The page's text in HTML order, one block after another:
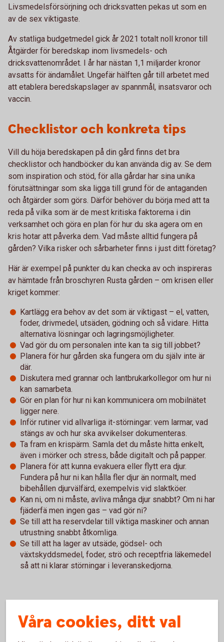
Livsmedelsförsörjning och dricksvatten pekas ut som en
av de sex viktigaste.
Av statliga budgetmedel gick år 2021 totalt noll kronor till
Åtgärder för beredskap inom livsmedels- och
dricksvattenområdet. I år har nästan 1,1 miljarder kronor
avsatts för ändamålet. Ungefär hälften går till arbetet med
att etablera beredskapslager av spannmål, insatsvaror och
vaccin.
Checklistor och konkreta tips
Vill du höja beredskapen på din gård finns det bra
checklistor och handböcker du kan använda dig av. Se dem
som inspiration och stöd, för alla gårdar har sina unika
förutsättningar som ska ligga till grund för de antaganden
och åtgärder som görs. Därför behöver du börja med att ta
reda på vilka som är de mest kritiska faktorerna i din
verksamhet och göra en plan för hur du ska agera om en
kris hotar att påverka dem. Vad måste alltid fungera på
gården? Vilka risker och sårbarheter finns i just ditt företag?
Här är exempel på punkter du kan checka av och inspireras
av hämtade från broschyren Rusta gården – om krisen eller
kriget kommer:
Kartlägg era behov av det som är viktigast – el, vatten,
foder, drivmedel, utsäden, gödning och så vidare. Hitta
alternativa lösningar och lagringsmöjligheter.
Vad gör du om personalen inte kan ta sig till jobbet?
Planera för hur gården ska fungera om du själv inte är
där.
Diskutera med grannar och lantbrukarkollegor om hur ni
kan samarbeta.
Gör en plan för hur ni kan kommunicera om mobilnätet
ligger nere.
Inför rutiner vid allvarliga it-störningar: vem larmar, vad
stängs av och hur ska avvikelser dokumenteras.
Ta fram en krispärm. Samla det du måste hitta enkelt,
även i mörker och stress, både digitalt och på papper.
Planera för att kunna evakuera eller flytt era djur.
Fundera på hur ni kan hålla fler djur än normalt, med
bibehållen djurvälfärd, exempelvis vid slaktköer.
Kan ni, om ni måste, avliva många djur snabbt? Om ni har
fjäderfä men ingen gas – vad gör ni?
Se till att ha reservdelar till viktiga maskiner och annan
utrustning snabbt åtkomliga.
Se till att ha lager av utsäde, gödsel- och
växtskyddsmedel, foder, strö och receptfria läkemedel
så att ni klarar störningar i leveranskedjorna.
kommer" hittar du här:
Våra cookies, ditt val